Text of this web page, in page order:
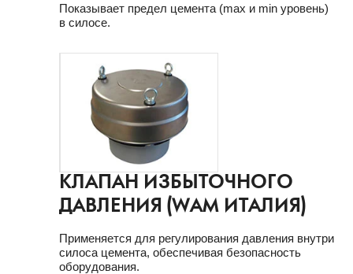
Показывает предел цемента (max и min уровень)
в силосе.
КЛАПАН ИЗБЫТОЧНОГО
ДАВЛЕНИЯ (WAM ИТАЛИЯ)
Применяется для регулирования давления внутри
силоса цемента, обеспечивая безопасность
оборудования.